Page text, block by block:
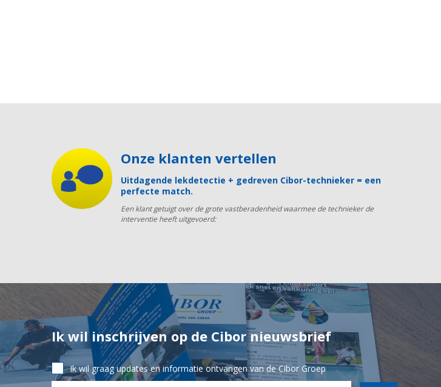
Onze klanten vertellen
Uitdagende lekdetectie + gedreven Cibor-technieker = een
perfecte match.
Een klant getuigt over de grote vastberadenheid waarmee de technieker de
interventie heeft uitgevoerd:
Ik wil inschrijven op de Cibor nieuwsbrief
Ik wil graag updates en informatie ontvangen van de Cibor Groep